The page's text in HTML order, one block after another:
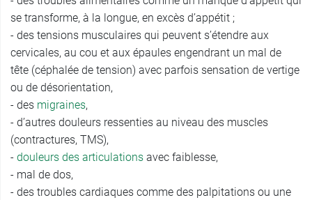
se transforme, à la longue, en excès d’appétit ;
- des tensions musculaires qui peuvent s’étendre aux
cervicales, au cou et aux épaules engendrant un mal de
tête (céphalée de tension) avec parfois sensation de vertige
ou de désorientation,
- des migraines,
- d’autres douleurs ressenties au niveau des muscles
(contractures, TMS),
- douleurs des articulations avec faiblesse,
- mal de dos,
- des troubles cardiaques comme des palpitations ou une